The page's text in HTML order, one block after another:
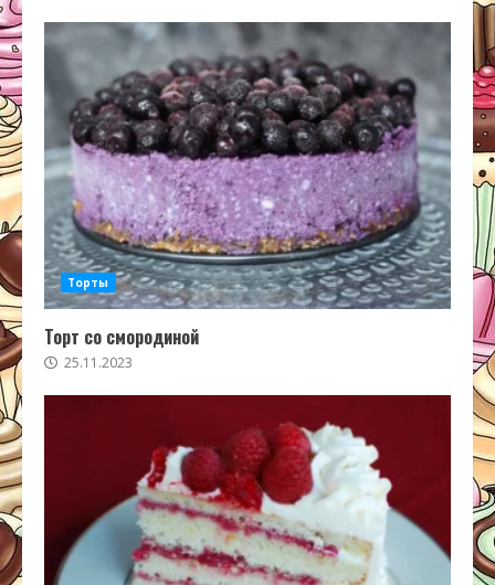
Торты
Торт со смородиной
25.11.2023